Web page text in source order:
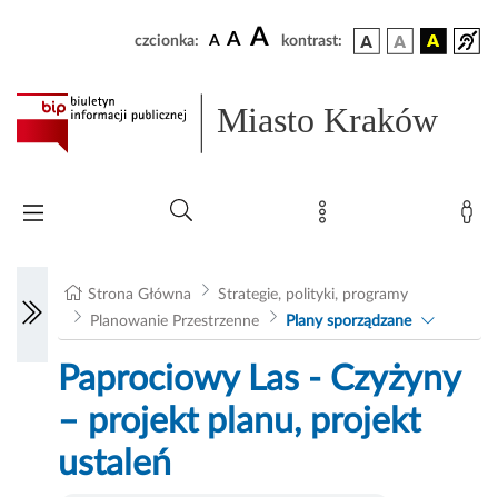
czcionka: A A A kontrast:
Miasto Kraków
Strona Główna
Strategie, polityki, programy
Planowanie Przestrzenne
Plany sporządzane
Paprociowy Las - Czyżyny
– projekt planu, projekt
ustaleń